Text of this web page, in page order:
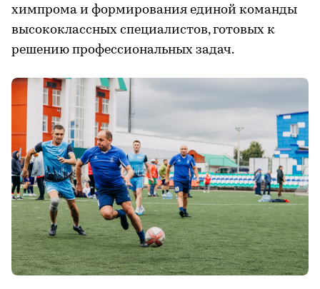
химпрома и формирования единой команды
высококлассных специалистов, готовых к
решению профессиональных задач.